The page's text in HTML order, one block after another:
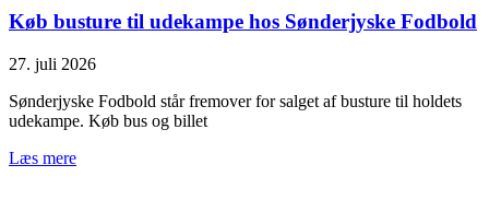
Køb busture til udekampe hos Sønderjyske Fodbold
27. juli 2026
Sønderjyske Fodbold står fremover for salget af busture til holdets
udekampe. Køb bus og billet
Læs mere